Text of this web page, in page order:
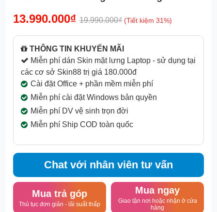
13.990.000₫ 19.990.000₫ (Tiết kiệm 31%)
THÔNG TIN KHUYẾN MÃI
Miễn phí dán Skin mặt lưng Laptop - sử dụng tại
các cơ sở Skin88 trị giá 180.000đ
Cài đặt Office + phần mềm miễn phí
Miễn phí cài đặt Windows bản quyền
Miễn phí DV vệ sinh trọn đời
Miễn phí Ship COD toàn quốc
Chat với nhân viên tư vấn
Mua trả góp
Thủ tục đơn giản - lãi suất thấp
Mua ngay
Giao tận nơi hoặc nhận ở cửa
hàng